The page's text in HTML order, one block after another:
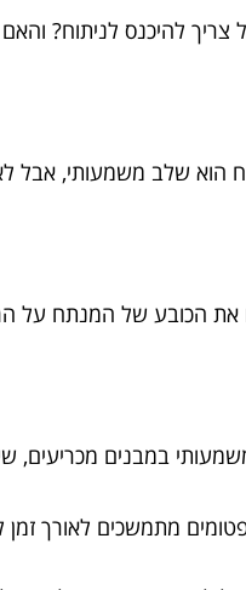
צריך להיכנס לניתוח?
הוא שלב משמעותי, אבל
את הכובע של המנתח על
במבנים מכריעים,
מתמשכים לאורך זמן